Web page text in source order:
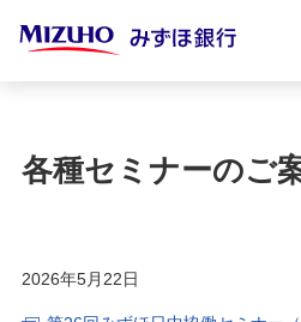
資金調達
各種セミナーのご
2026年5月22日